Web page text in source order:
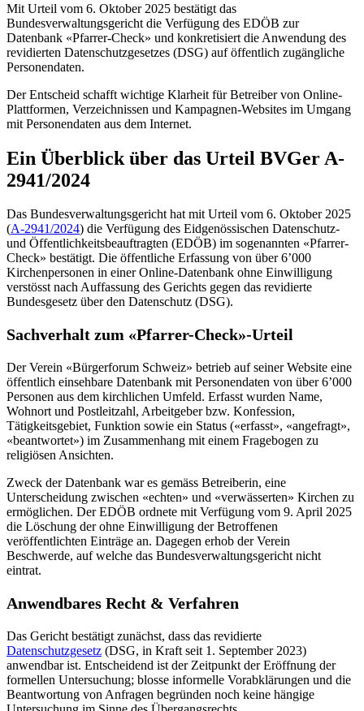
Mit Urteil vom 6. Oktober 2025 bestätigt das
Bundesverwaltungsgericht die Verfügung des EDÖB zur
Datenbank «Pfarrer-Check» und konkretisiert die Anwendung des
revidierten Datenschutzgesetzes (DSG) auf öffentlich zugängliche
Personendaten.
Der Entscheid schafft wichtige Klarheit für Betreiber von Online-
Plattformen, Verzeichnissen und Kampagnen-Websites im Umgang
mit Personendaten aus dem Internet.
Ein Überblick über das Urteil BVGer A-
2941/2024
Das Bundesverwaltungsgericht hat mit Urteil vom 6. Oktober 2025
(A-2941/2024) die Verfügung des Eidgenössischen Datenschutz-
und Öffentlichkeitsbeauftragten (EDÖB) im sogenannten «Pfarrer-
Check» bestätigt. Die öffentliche Erfassung von über 6’000
Kirchenpersonen in einer Online-Datenbank ohne Einwilligung
verstösst nach Auffassung des Gerichts gegen das revidierte
Bundesgesetz über den Datenschutz (DSG).
Sachverhalt zum «Pfarrer-Check»-Urteil
Der Verein «Bürgerforum Schweiz» betrieb auf seiner Website eine
öffentlich einsehbare Datenbank mit Personendaten von über 6’000
Personen aus dem kirchlichen Umfeld. Erfasst wurden Name,
Wohnort und Postleitzahl, Arbeitgeber bzw. Konfession,
Tätigkeitsgebiet, Funktion sowie ein Status («erfasst», «angefragt»,
«beantwortet») im Zusammenhang mit einem Fragebogen zu
religiösen Ansichten.
Zweck der Datenbank war es gemäss Betreiberin, eine
Unterscheidung zwischen «echten» und «verwässerten» Kirchen zu
ermöglichen. Der EDÖB ordnete mit Verfügung vom 9. April 2025
die Löschung der ohne Einwilligung der Betroffenen
veröffentlichten Einträge an. Dagegen erhob der Verein
Beschwerde, auf welche das Bundesverwaltungsgericht nicht
eintrat.
Anwendbares Recht & Verfahren
Das Gericht bestätigt zunächst, dass das revidierte
Datenschutzgesetz (DSG, in Kraft seit 1. September 2023)
anwendbar ist. Entscheidend ist der Zeitpunkt der Eröffnung der
formellen Untersuchung; blosse informelle Vorabklärungen und die
Beantwortung von Anfragen begründen noch keine hängige